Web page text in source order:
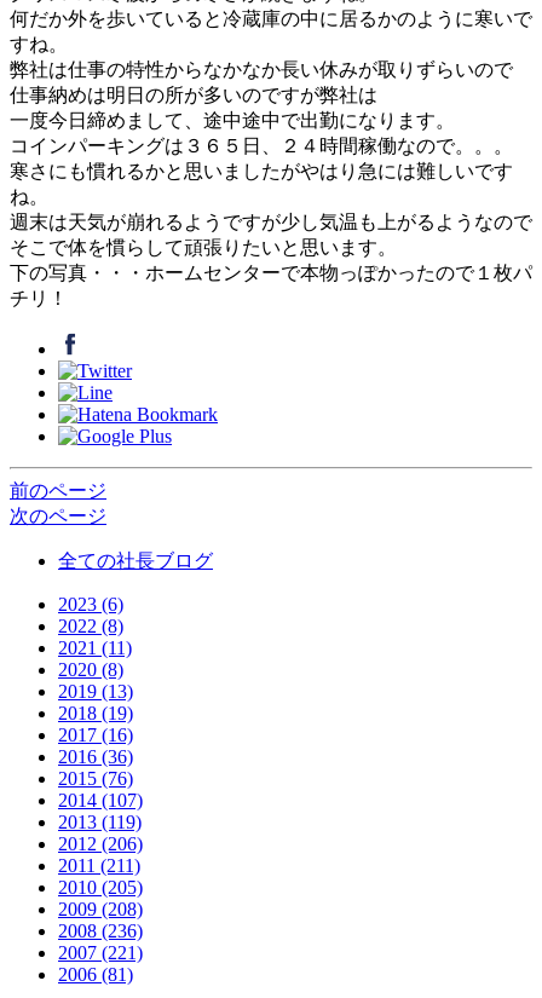
何だか外を歩いていると冷蔵庫の中に居るかのように寒いで
すね。
弊社は仕事の特性からなかなか長い休みが取りずらいので
仕事納めは明日の所が多いのですが弊社は
一度今日締めまして、途中途中で出勤になります。
コインパーキングは３６５日、２４時間稼働なので。。。
寒さにも慣れるかと思いましたがやはり急には難しいです
ね。
週末は天気が崩れるようですが少し気温も上がるようなので
そこで体を慣らして頑張りたいと思います。
下の写真・・・ホームセンターで本物っぽかったので１枚パ
チリ！
前のページ
次のページ
全ての社長ブログ
2023 (6)
2022 (8)
2021 (11)
2020 (8)
2019 (13)
2018 (19)
2017 (16)
2016 (36)
2015 (76)
2014 (107)
2013 (119)
2012 (206)
2011 (211)
2010 (205)
2009 (208)
2008 (236)
2007 (221)
2006 (81)